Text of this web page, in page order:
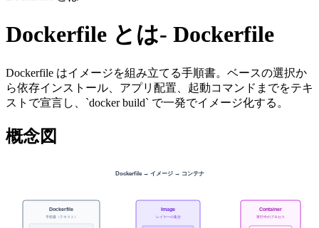
Dockerfile とは- Dockerfile
Dockerfile はイメージを組み立てる手順書。ベースの選択か
ら依存インストール、アプリ配置、起動コマンドまでをテキ
ストで宣言し、`docker build` で一発でイメージ化する。
概念図